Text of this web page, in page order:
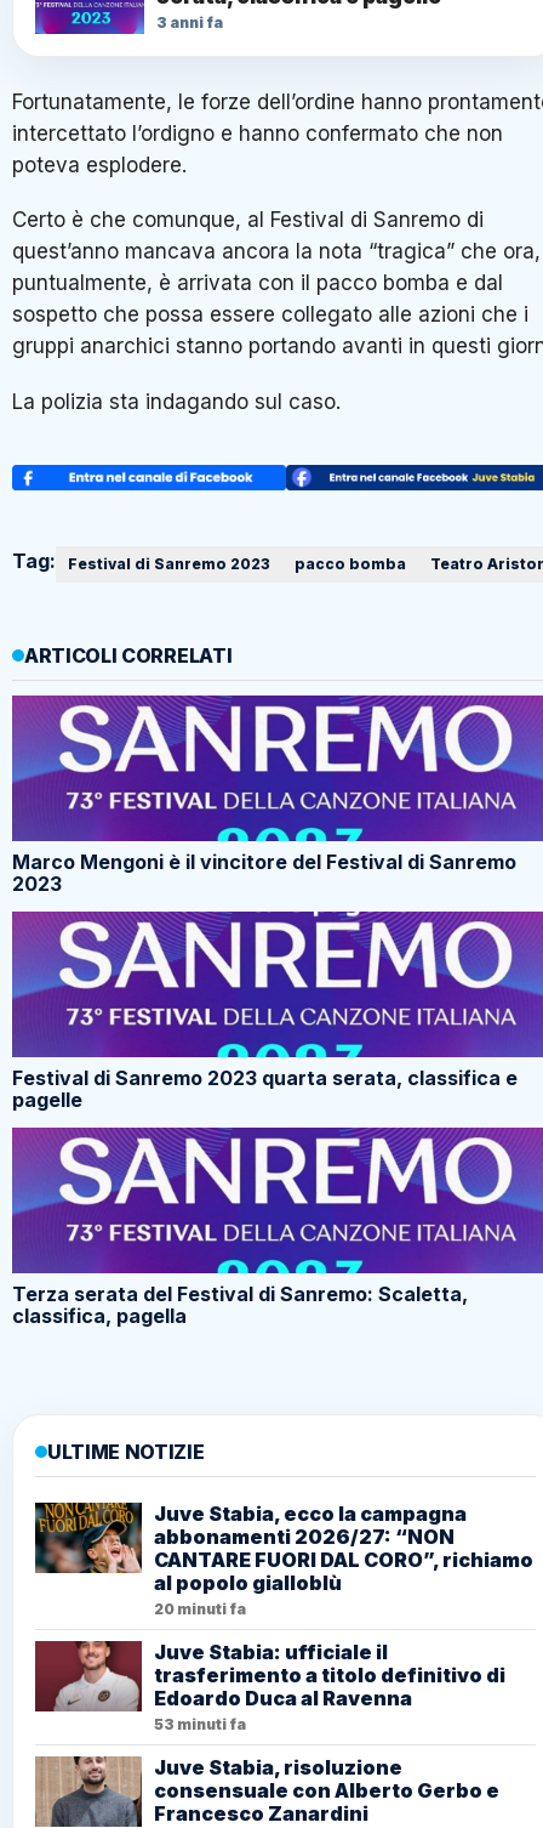
3 anni fa
Fortunatamente, le forze dell’ordine hanno
intercettato l’ordigno e hanno confermato che non
poteva esplodere.
Certo è che comunque, al Festival di Sanremo di
quest’anno mancava ancora la nota “tragica” che ora,
puntualmente, è arrivata con il pacco bomba e dal
sospetto che possa essere collegato alle azioni che i
gruppi anarchici stanno portando avanti in questi
La polizia sta indagando sul caso.
Tag: Festival di Sanremo 2023 pacco bomba Teatro
ARTICOLI CORRELATI
Marco Mengoni è il vincitore del Festival di Sanremo
2023
Festival di Sanremo 2023 quarta serata, classifica e
pagelle
Terza serata del Festival di Sanremo: Scaletta,
classifica, pagella
ULTIME NOTIZIE
Juve Stabia, ecco la campagna
abbonamenti 2026/27: “NON
CANTARE FUORI DAL CORO”, richiamo
al popolo gialloblù
20 minuti fa
Juve Stabia: ufficiale il
trasferimento a titolo definitivo di
Edoardo Duca al Ravenna
53 minuti fa
Juve Stabia, risoluzione
consensuale con Alberto Gerbo e
Francesco Zanardini